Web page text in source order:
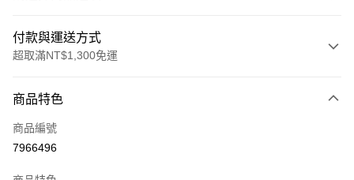
付款與運送方式
超取滿NT$1,300免運
信用卡一次付款
超商取貨付款
運送方式
商品特色
商品編號
7966496